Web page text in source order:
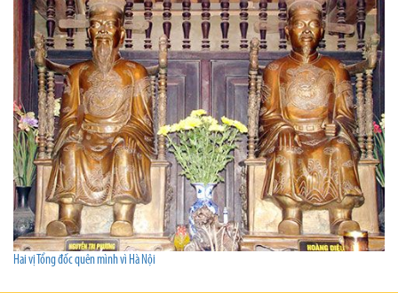
Hai vị Tổng đốc quên mình vì Hà Nội